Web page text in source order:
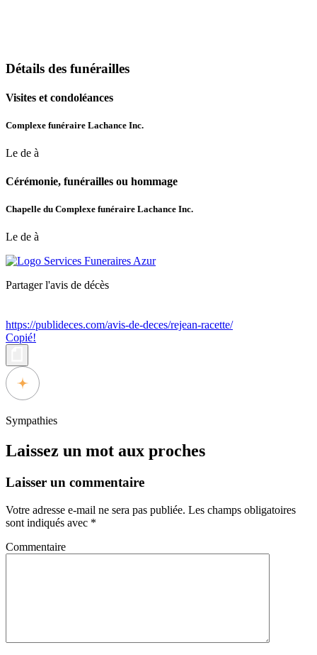
Détails des funérailles
Visites et condoléances
Complexe funéraire Lachance Inc.
Le de à
Cérémonie, funérailles ou hommage
Chapelle du Complexe funéraire Lachance Inc.
Le de à
Partager l'avis de décès
https://publideces.com/avis-de-deces/rejean-racette/
Copié!
Sympathies
Laissez un mot aux proches
Laisser un commentaire
Votre adresse e-mail ne sera pas publiée. Les champs obligatoires
sont indiqués avec *
Commentaire